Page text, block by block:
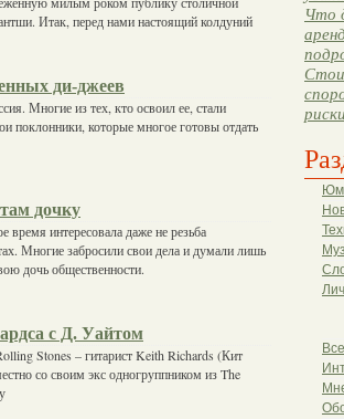
Что
Итак, перед нами настоящий колдуний
ди-джеев
Многие из тех, кто освоил ее, стали
поклонники, которые многое готовы отдать
дочку
время интересовала даже не резьба
Многие забросили свои дела и думали лишь
дочь общественности.
с Д. Уайтом
Stones – гитарист Keith Richards (Кит
со своим экс одногруппником из The